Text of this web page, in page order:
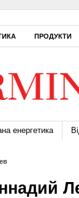
ПРОДУКТИ
енергетика